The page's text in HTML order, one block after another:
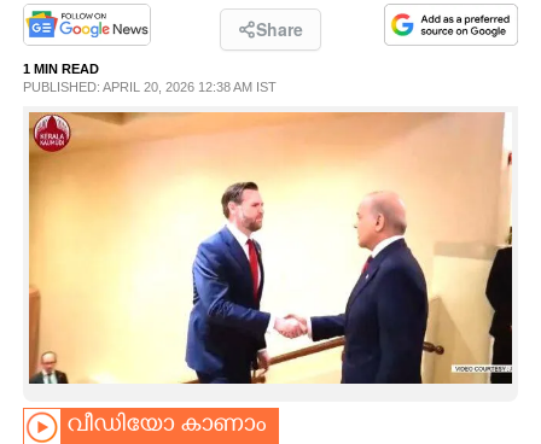
LIFESTYLE
ASTRO
Share
1 MIN READ
PUBLISHED: APRIL 20, 2026 12:38 AM IST
വീഡിയോ കാണാം